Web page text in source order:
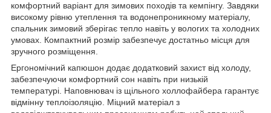
комфортний варіант для зимових походів та кемпінгу. Завдяки
високому рівню утеплення та водонепроникному матеріалу,
спальник зимовий зберігає тепло навіть у вологих та холодних
умовах. Компактний розмір забезпечує достатньо місця для
зручного розміщення.
Ергономічний капюшон додає додатковий захист від холоду,
забезпечуючи комфортний сон навіть при низькій
температурі. Наповнювач із щільного холлофайбера гарантує
відмінну теплоізоляцію. Міцний матеріал з